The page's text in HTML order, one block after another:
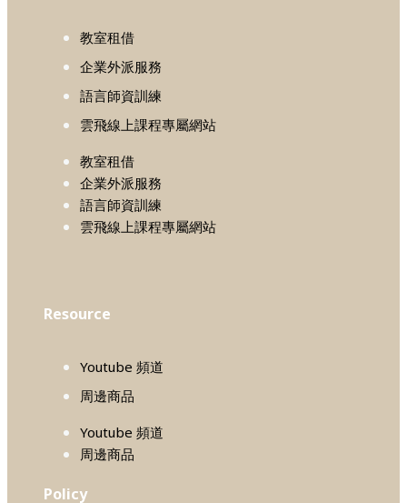
教室租借
企業外派服務
語言師資訓練
雲飛線上課程專屬網站
教室租借
企業外派服務
語言師資訓練
雲飛線上課程專屬網站
Resource
Youtube 頻道
周邊商品
Youtube 頻道
周邊商品
Policy